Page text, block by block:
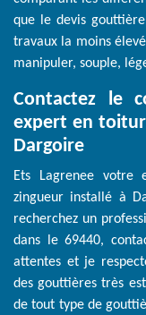
que le devis
travaux la moins
manipuler, souple,
Contactez le
expert en
Dargoire
Ets Lagrenee
zingueur installé à
recherchez un
dans le 69440,
attentes et je
des gouttières très
de tout type de